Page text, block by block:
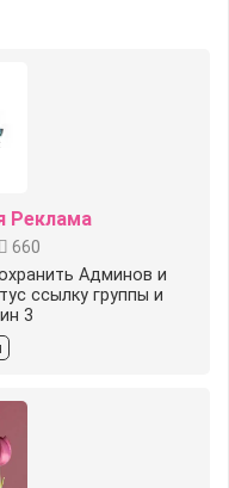
Реклама
660
Админов и
ссылку группы и
3